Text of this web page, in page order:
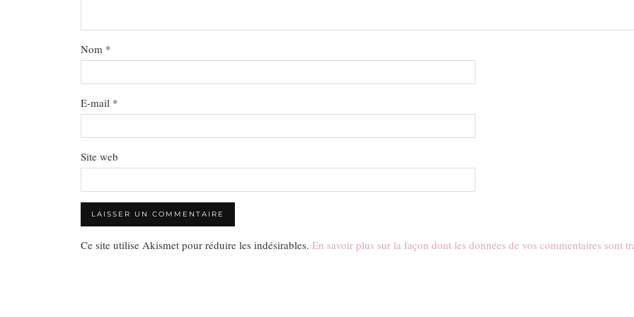
Nom *
E-mail *
Site web
Ce site utilise Akismet pour réduire les indésirables. En savoir plus sur la façon dont les données de vos commentaires sont